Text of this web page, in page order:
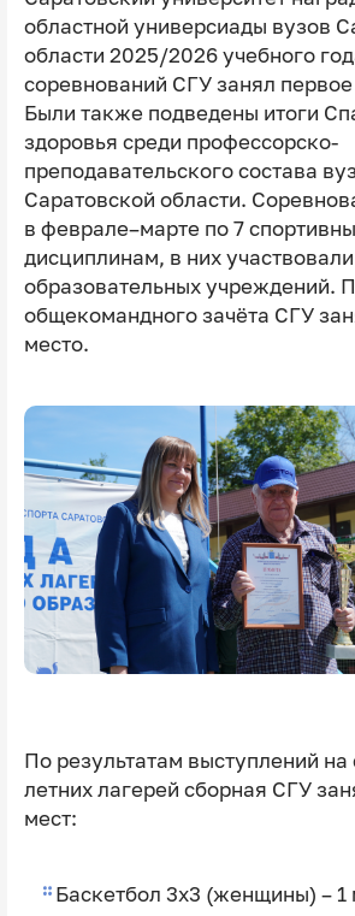
областной универсиады вузов
области 2025/2026 учебного
соревнований СГУ занял
Были также подведены итоги
здоровья среди профессорско-
преподавательского состава
Саратовской области.
в феврале–марте по 7
дисциплинам, в них
образовательных учреждений.
общекомандного зачёта СГУ
место.
По результатам выступлений на
летних лагерей сборная СГУ
мест:
Баскетбол 3x3 (женщины) – 1